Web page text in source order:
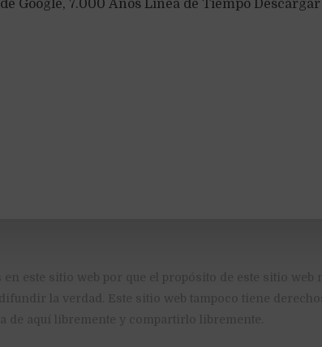
Google, 7.000 Años Línea de Tiempo
la verdad. Este sitio web tampoco tiene
de aquí libremente y compartirlo libremente.